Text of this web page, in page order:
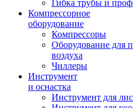
Гибка трубы и
Компрессорное
оборудование
Компрессоры
Оборудование для
воздуха
Чиллеры
Инструмент
и оснастка
Инструмент для